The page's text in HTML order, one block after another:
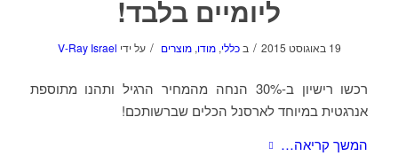
ליומיים בלבד!
19 באוגוסט 2015 / בכללי,מודו,מוצרים / על ידי V-Ray Israel
רכשו רישיון ב-30% הנחה מהמחיר הרגיל ותהנו מתוספת
אנרגטית במיוחד לארסנל הכלים שברשותכם!
המשך קריאה…